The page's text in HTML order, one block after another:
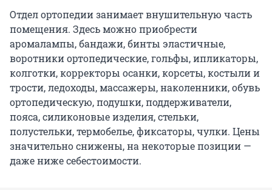
Отдел ортопедии занимает внушительную часть
помещения. Здесь можно приобрести
аромалампы, бандажи, бинты эластичные,
воротники ортопедические, гольфы, ипликаторы,
колготки, корректоры осанки, корсеты, костыли и
трости, ледоходы, массажеры, наколенники, обувь
ортопедическую, подушки, поддерживатели,
пояса, силиконовые изделия, стельки,
полустельки, термобелье, фиксаторы, чулки. Цены
значительно снижены, на некоторые позиции —
даже ниже себестоимости.